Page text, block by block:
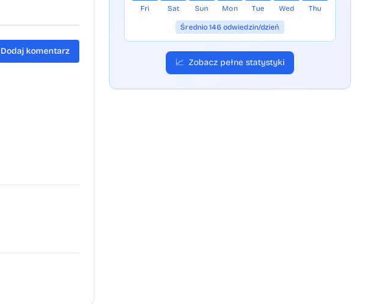
Dodaj komentarz
Fri Sat Sun Mon Tue Wed Thu
Średnio 146 odwiedzin/dzień
📈 Zobacz pełne statystyki